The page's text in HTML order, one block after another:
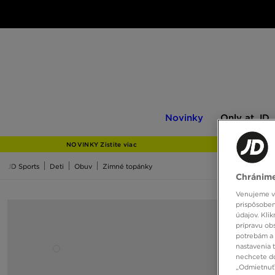
Novinky
JD
Only at JD
NOVINKY Zistite viac
JD Sports Deti Obuv Zimné topánky
Venujeme
údajov.
prípravu
potrebám
nastavenia
nechcete